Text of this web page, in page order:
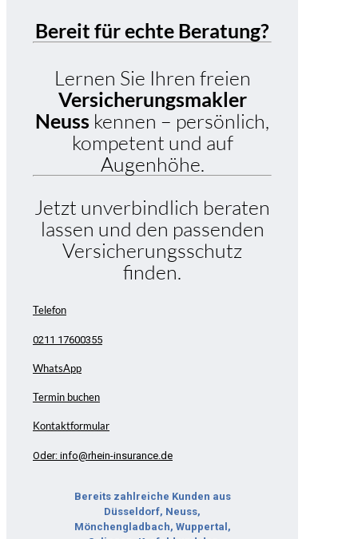
Bereit für echte Beratung?
Lernen Sie Ihren freien
Versicherungsmakler
Neuss kennen – persönlich,
kompetent und auf
Augenhöhe.
Jetzt unverbindlich beraten
lassen und den passenden
Versicherungsschutz
finden.
Telefon
0211 17600355
WhatsApp
Termin buchen
Kontaktformular
Oder: info@rhein-insurance.de
Bereits zahlreiche Kunden aus
Düsseldorf, Neuss,
Mönchengladbach, Wuppertal,